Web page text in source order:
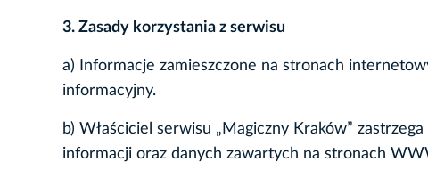
3. Zasady korzystania z serwisu
a) Informacje zamieszczone na stronach
informacyjny.
b) Właściciel serwisu „Magiczny Kraków”
informacji oraz danych zawartych na stronach